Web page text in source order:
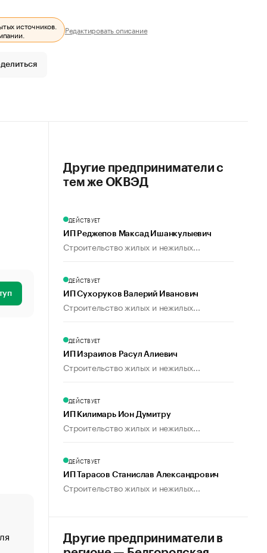
источников.
Редактировать описание
«От спорта тело стареет иначе». Как живет глава
создавшей GTA
Другие предприниматели с
тем же ОКВЭД
ДЕЙСТВУЕТ
ИП Реджепов Максад Ишанкулыевич
Строительство жилых и нежилых...
ДЕЙСТВУЕТ
ИП Сухоруков Валерий Иванович
Строительство жилых и нежилых...
ДЕЙСТВУЕТ
ИП Израилов Расул Алиевич
Строительство жилых и нежилых...
ДЕЙСТВУЕТ
ИП Килимарь Ион Думитру
Строительство жилых и нежилых...
ДЕЙСТВУЕТ
ИП Тарасов Станислав Александрович
Строительство жилых и нежилых...
Другие предприниматели в